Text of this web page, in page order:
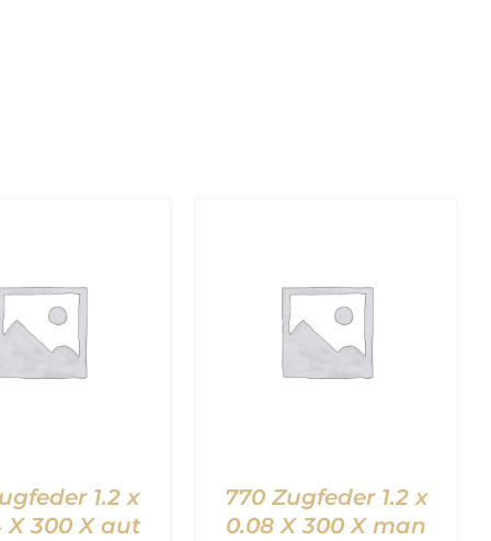
1.2 x
X 300 X aut
770 Zugfeder 1.2 x
0.08 X 300 X man